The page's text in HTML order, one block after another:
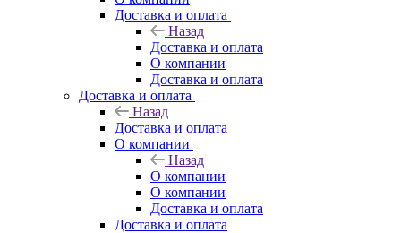
Доставка и оплата
Назад
Доставка и оплата
О компании
Доставка и оплата
Доставка и оплата
Назад
Доставка и оплата
О компании
Назад
О компании
О компании
Доставка и оплата
Доставка и оплата